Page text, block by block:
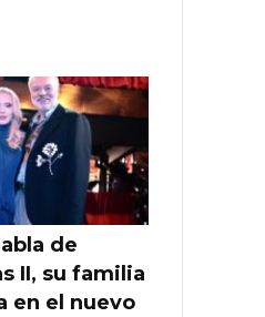
de
II, su familia
en el nuevo